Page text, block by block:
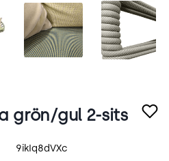
04 163239.pngSkärmbild 2025-09-
grön/gul 2-sits
9ikIq8dVXc